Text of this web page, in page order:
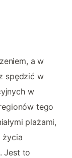
a w
spędzić w
w
tego
plażami,
życia
Jest to